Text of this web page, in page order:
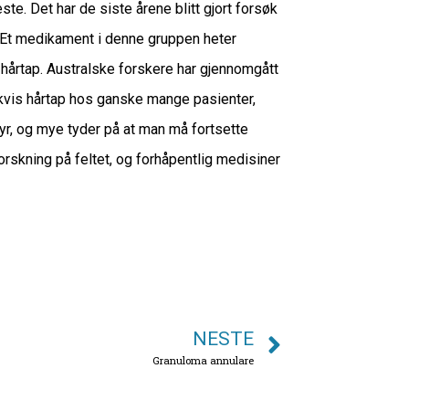
Det har de siste årene blitt gjort forsøk
medikament i denne gruppen heter
Australske forskere har gjennomgått
hårtap hos ganske mange pasienter,
og mye tyder på at man må fortsette
på feltet, og forhåpentlig medisiner
NESTE
Granuloma annulare